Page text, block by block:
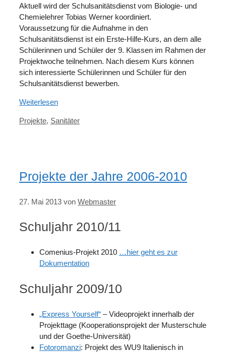
Aktuell wird der Schulsanitätsdienst vom Biologie- und
Chemielehrer Tobias Werner koordiniert.
Voraussetzung für die Aufnahme in den
Schulsanitätsdienst ist ein Erste-Hilfe-Kurs, an dem alle
Schülerinnen und Schüler der 9. Klassen im Rahmen der
Projektwoche teilnehmen. Nach diesem Kurs können
sich interessierte Schülerinnen und Schüler für den
Schulsanitätsdienst bewerben.
Weiterlesen
Kategorien
Projekte, Sanitäter
Projekte der Jahre 2006-2010
27. Mai 2013 von Webmaster
Schuljahr 2010/11
Comenius-Projekt 2010 …hier geht es zur
Dokumentation
Schuljahr 2009/10
„Express Yourself“ – Videoprojekt innerhalb der
Projekttage (Kooperationsprojekt der Musterschule
und der Goethe-Universität)
Fotoromanzi: Projekt des WU9 Italienisch in